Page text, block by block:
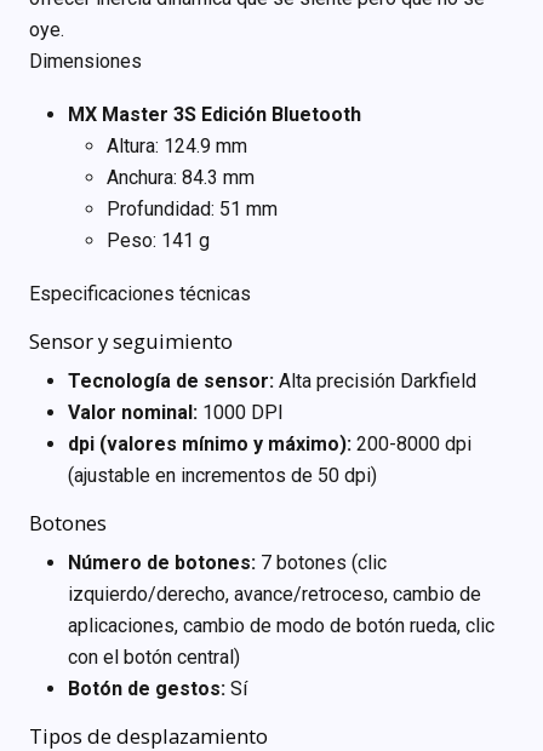
oye.
Dimensiones
MX Master 3S Edición Bluetooth
Altura: 124.9 mm
Anchura: 84.3 mm
Profundidad: 51 mm
Peso: 141 g
Especificaciones técnicas
Sensor y seguimiento
Tecnología de sensor: Alta precisión Darkfield
Valor nominal: 1000 DPI
dpi (valores mínimo y máximo): 200-8000 dpi
(ajustable en incrementos de 50 dpi)
Botones
Número de botones: 7 botones (clic
izquierdo/derecho, avance/retroceso, cambio de
aplicaciones, cambio de modo de botón rueda, clic
con el botón central)
Botón de gestos: Sí
Tipos de desplazamiento